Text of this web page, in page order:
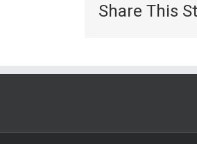
Share This